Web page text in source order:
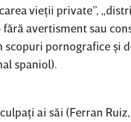
vieţii private”,
avertisment sau
pornografice şi
spaniol).
ai săi (Ferran